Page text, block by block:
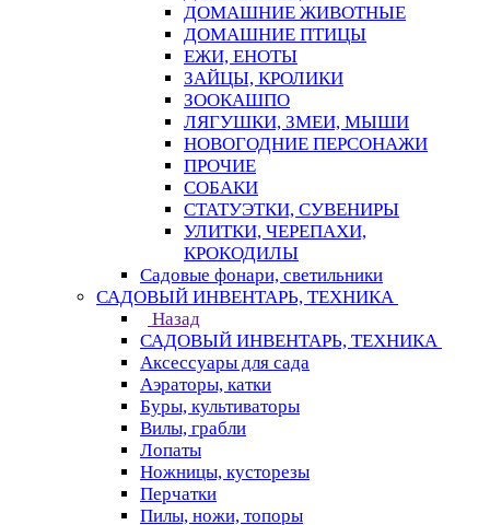
ДОМАШНИЕ ЖИВОТНЫЕ
ДОМАШНИЕ ПТИЦЫ
ЕЖИ, ЕНОТЫ
ЗАЙЦЫ, КРОЛИКИ
ЗООКАШПО
ЛЯГУШКИ, ЗМЕИ, МЫШИ
НОВОГОДНИЕ ПЕРСОНАЖИ
ПРОЧИЕ
СОБАКИ
СТАТУЭТКИ, СУВЕНИРЫ
УЛИТКИ, ЧЕРЕПАХИ,
КРОКОДИЛЫ
Садовые фонари, светильники
САДОВЫЙ ИНВЕНТАРЬ, ТЕХНИКА
Назад
САДОВЫЙ ИНВЕНТАРЬ, ТЕХНИКА
Аксессуары для сада
Аэраторы, катки
Буры, культиваторы
Вилы, грабли
Лопаты
Ножницы, кусторезы
Перчатки
Пилы, ножи, топоры